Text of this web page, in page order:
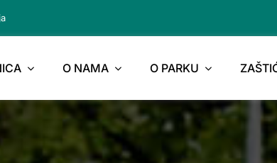
O NAMA O PARKU